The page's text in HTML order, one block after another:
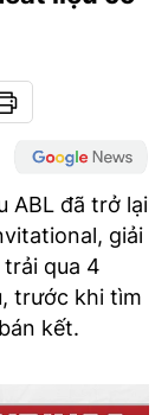
ABL đã trở lại
giải
qua 4
trước khi tìm
kết.